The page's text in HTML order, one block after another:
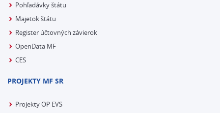
Pohľadávky štátu
Majetok štátu
Register účtovných závierok
OpenData MF
CES
PROJEKTY MF SR
Projekty OP EVS